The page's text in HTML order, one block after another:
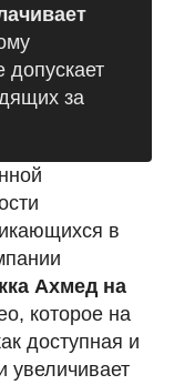
допускает
за
в
Ахмед на
которое на
доступная и
увеличивает